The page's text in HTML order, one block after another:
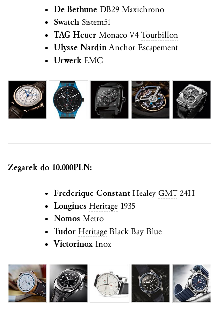
De Bethune DB29 Maxichrono
Swatch Sistem51
TAG Heuer Monaco V4 Tourbillon
Ulysse Nardin Anchor Escapement
Urwerk EMC
Zegarek do 10.000PLN:
Frederique Constant Healey GMT24H
Longines Heritage 1935
Nomos Metro
Tudor Heritage Black Bay Blue
Victorinox Inox